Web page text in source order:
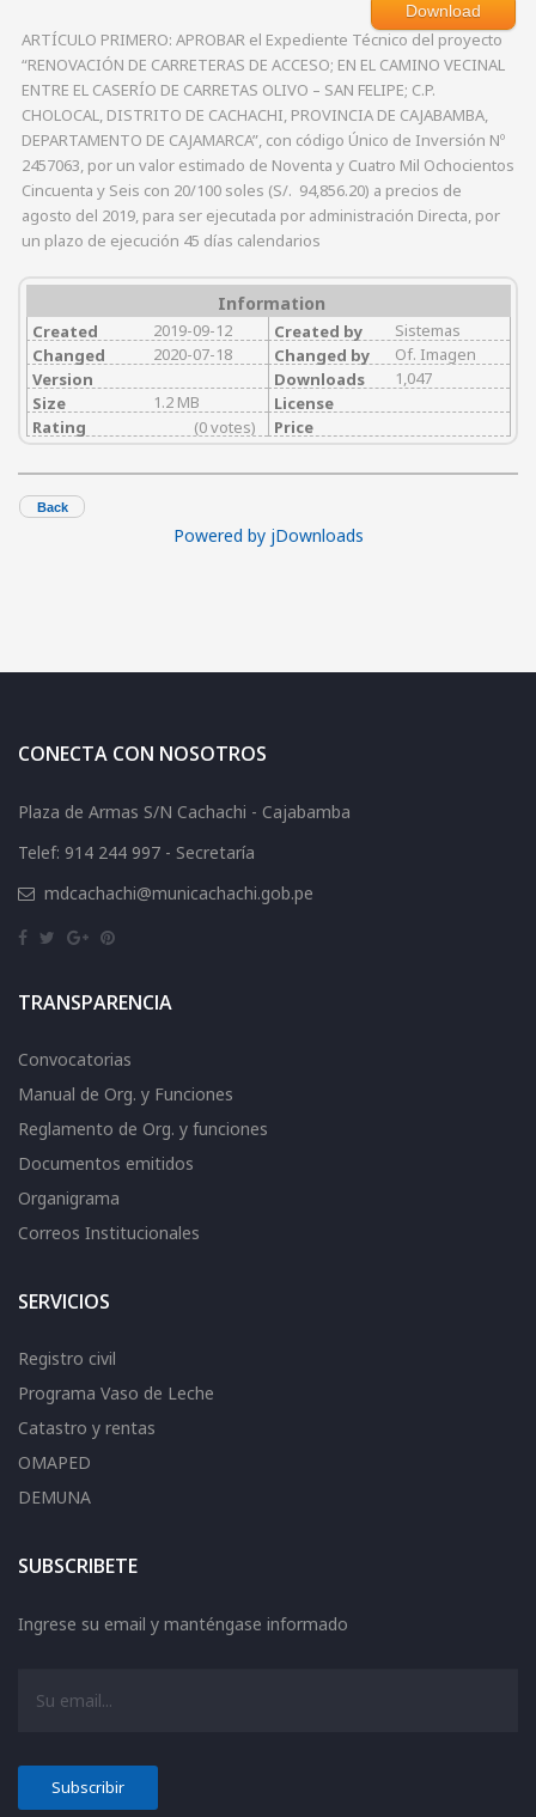
Download
ARTÍCULO PRIMERO: APROBAR el Expediente Técnico del proyecto
“RENOVACIÓN DE CARRETERAS DE ACCESO; EN EL CAMINO VECINAL
ENTRE EL CASERÍO DE CARRETAS OLIVO – SAN FELIPE; C.P.
CHOLOCAL, DISTRITO DE CACHACHI, PROVINCIA DE CAJABAMBA,
DEPARTAMENTO DE CAJAMARCA”, con código Único de Inversión Nº
2457063, por un valor estimado de Noventa y Cuatro Mil Ochocientos
Cincuenta y Seis con 20/100 soles (S/. 94,856.20) a precios de
agosto del 2019, para ser ejecutada por administración Directa, por
un plazo de ejecución 45 días calendarios
Information
Created
2019-09-12
Changed
2020-07-18
Version
Size
1.2 MB
Rating
(0 votes)
Created by
Sistemas
Changed by
Of. Imagen
Downloads
1,047
License
Price
Back
Powered by jDownloads
CONECTA CON NOSOTROS
Plaza de Armas S/N Cachachi - Cajabamba
Telef: 914 244 997 - Secretaría
mdcachachi@municachachi.gob.pe
TRANSPARENCIA
Convocatorias
Manual de Org. y Funciones
Reglamento de Org. y funciones
Documentos emitidos
Organigrama
Correos Institucionales
SERVICIOS
Registro civil
Programa Vaso de Leche
Catastro y rentas
OMAPED
DEMUNA
SUBSCRIBETE
Ingrese su email y manténgase informado